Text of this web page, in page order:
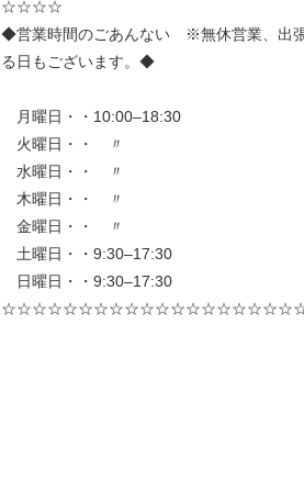
☆☆☆☆
◆営業時間のごあんない ※無休営業、出
る日もございます。◆
月曜日・・10:00–18:30
火曜日・・ 〃
水曜日・・ 〃
木曜日・・ 〃
金曜日・・ 〃
土曜日・・9:30–17:30
日曜日・・9:30–17:30